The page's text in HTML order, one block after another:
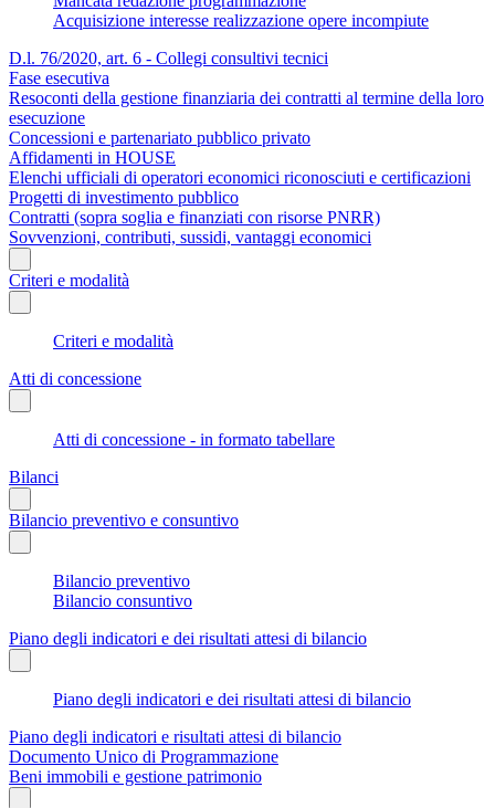
Acquisizione interesse realizzazione opere incompiute
D.l. 76/2020, art. 6 - Collegi consultivi tecnici
Fase esecutiva
Resoconti della gestione finanziaria dei contratti al termine della loro
esecuzione
Concessioni e partenariato pubblico privato
Affidamenti in HOUSE
Elenchi ufficiali di operatori economici riconosciuti e certificazioni
Progetti di investimento pubblico
Contratti (sopra soglia e finanziati con risorse PNRR)
Sovvenzioni, contributi, sussidi, vantaggi economici
Criteri e modalità
Criteri e modalità
Atti di concessione
Atti di concessione - in formato tabellare
Bilanci
Bilancio preventivo e consuntivo
Bilancio preventivo
Bilancio consuntivo
Piano degli indicatori e dei risultati attesi di bilancio
Piano degli indicatori e dei risultati attesi di bilancio
Piano degli indicatori e risultati attesi di bilancio
Documento Unico di Programmazione
Beni immobili e gestione patrimonio